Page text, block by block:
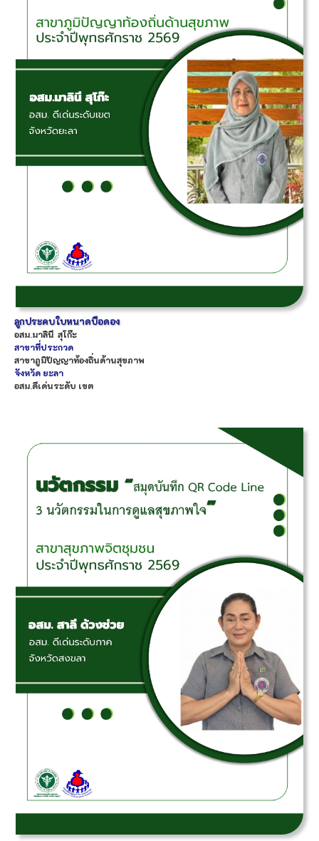
ลูกประคบใบหนาดบือดอง
อสม.มาลินี สุโก๊ะ
สาขาที่ประกวด
สาขาภูมิปัญญาท้องถิ่นด้านสุขภาพ
จังหวัด ยะลา
อสม.ดีเด่นระดับ เขต